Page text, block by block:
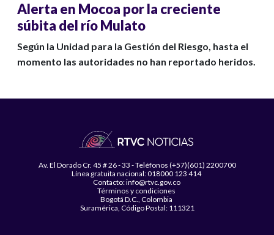
Alerta en Mocoa por la creciente
súbita del río Mulato
Según la Unidad para la Gestión del Riesgo, hasta el
momento las autoridades no han reportado heridos.
Av. El Dorado Cr. 45 # 26 - 33 - Teléfonos (+57)(601) 2200700
Línea gratuita nacional: 018000 123 414
Contacto: info@rtvc.gov.co
Términos y condiciones
Bogotá D.C., Colombia
Suramérica, Código Postal: 111321